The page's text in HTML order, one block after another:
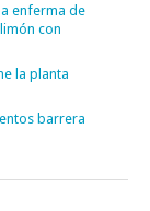
enferma de
con
la planta
barrera